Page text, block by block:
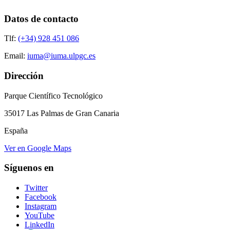
Datos de contacto
Tlf: (+34) 928 451 086
Email: iuma@iuma.ulpgc.es
Dirección
Parque Científico Tecnológico
35017 Las Palmas de Gran Canaria
España
Ver en Google Maps
Síguenos en
Twitter
Facebook
Instagram
YouTube
LinkedIn